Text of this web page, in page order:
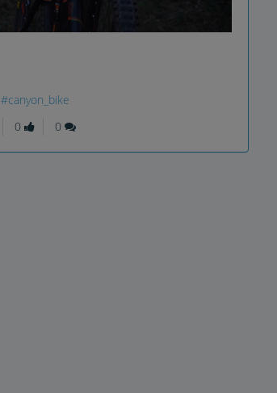
#canyon_bike
0 0